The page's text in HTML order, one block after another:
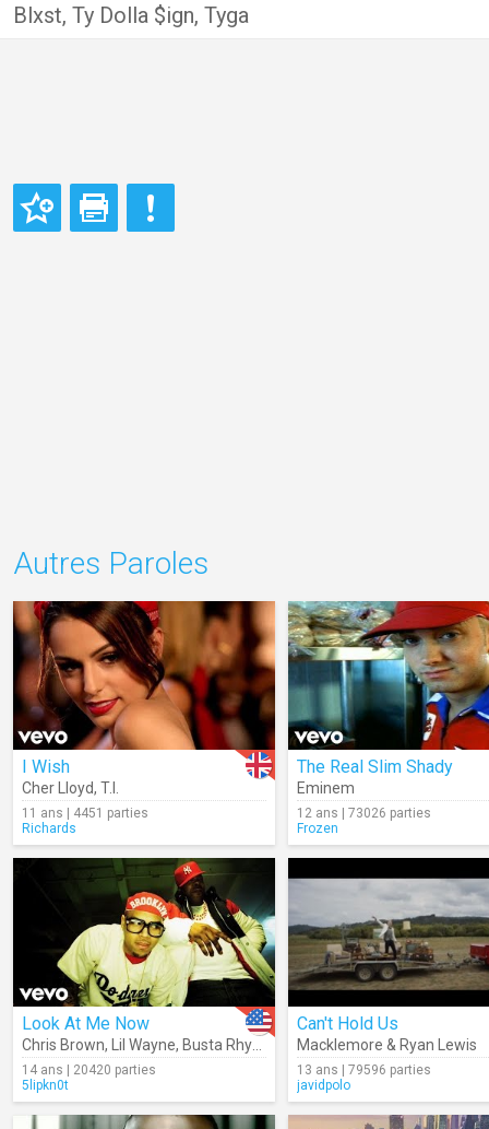
Blxst, Ty Dolla $ign, Tyga
Autres Paroles
I Wish
Cher Lloyd, T.I.
11 ans | 4451 parties
Richards
The Real Slim Shady
Eminem
12 ans | 73026 parties
Frozen
Look At Me Now
Chris Brown, Lil Wayne, Busta Rhymes
14 ans | 20420 parties
5lipkn0t
Can't Hold Us
Macklemore & Ryan Lewis
13 ans | 79596 parties
javidpolo